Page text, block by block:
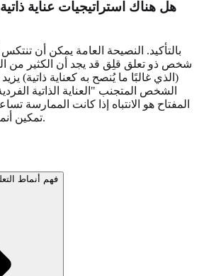
هل هناك استراتيجيات عناية
بالتأكيد. النصيحة العامة يمكن أن
شخص ذو تعلق قلِق قد يجد أن الكثير من
(الذي غالبًا ما يُنصح به كعناية ذاتية)
الشخص المتجنب "العناية الذاتية
المفتاح هو الانتباه إذا كانت الممارسة
تمكين أنماطكِ القديمة غير المفيدة.
فهم أنماط